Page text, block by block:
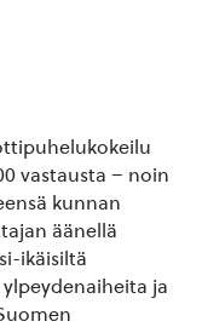
vastausta – noin
kunnan
äänellä
ikäisiltä
ja